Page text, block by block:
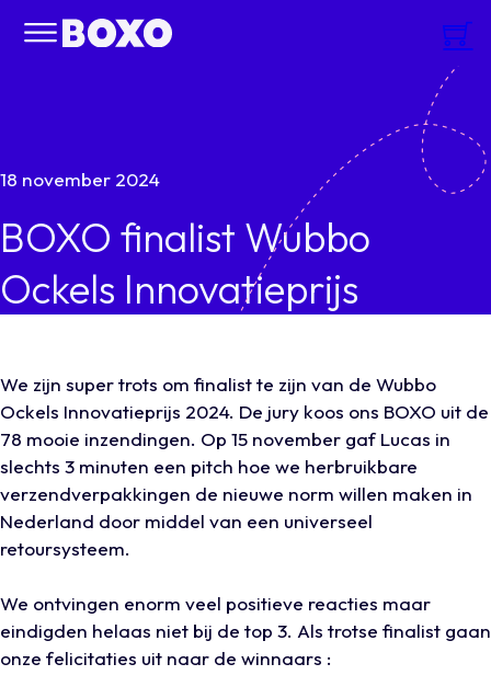
18 november 2024
BOXO finalist Wubbo
Ockels Innovatieprijs
We zijn super trots om finalist te zijn van de Wubbo
Ockels Innovatieprijs 2024. De jury koos ons BOXO uit de
78 mooie inzendingen. Op 15 november gaf Lucas in
slechts 3 minuten een pitch hoe we herbruikbare
verzendverpakkingen de nieuwe norm willen maken in
Nederland door middel van een universeel
retoursysteem.
We ontvingen enorm veel positieve reacties maar
eindigden helaas niet bij de top 3. Als trotse finalist gaan
onze felicitaties uit naar de winnaars :